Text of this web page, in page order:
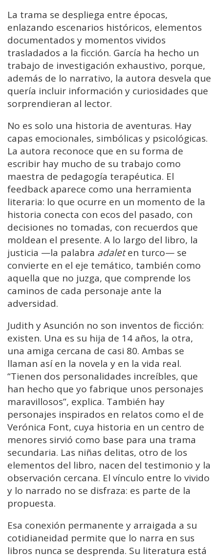
La trama se despliega entre épocas,
enlazando escenarios históricos, elementos
documentados y momentos vividos
trasladados a la ficción. García ha hecho un
trabajo de investigación exhaustivo, porque,
además de lo narrativo, la autora desvela que
quería incluir información y curiosidades que
sorprendieran al lector.
No es solo una historia de aventuras. Hay
capas emocionales, simbólicas y psicológicas.
La autora reconoce que en su forma de
escribir hay mucho de su trabajo como
maestra de pedagogía terapéutica. El
feedback aparece como una herramienta
literaria: lo que ocurre en un momento de la
historia conecta con ecos del pasado, con
decisiones no tomadas, con recuerdos que
moldean el presente. A lo largo del libro, la
justicia —la palabra adaleten turco— se
convierte en el eje temático, también como
aquella que no juzga, que comprende los
caminos de cada personaje ante la
adversidad.
Judith y Asunción no son inventos de ficción:
existen. Una es su hija de 14 años, la otra,
una amiga cercana de casi 80. Ambas se
llaman así en la novela y en la vida real.
“Tienen dos personalidades increíbles, que
han hecho que yo fabrique unos personajes
maravillosos”, explica. También hay
personajes inspirados en relatos como el de
Verónica Font, cuya historia en un centro de
menores sirvió como base para una trama
secundaria. Las niñas delitas, otro de los
elementos del libro, nacen del testimonio y la
observación cercana. El vínculo entre lo vivido
y lo narrado no se disfraza: es parte de la
propuesta.
Esa conexión permanente y arraigada a su
cotidianeidad permite que lo narra en sus
libros nunca se desprenda. Su literatura está